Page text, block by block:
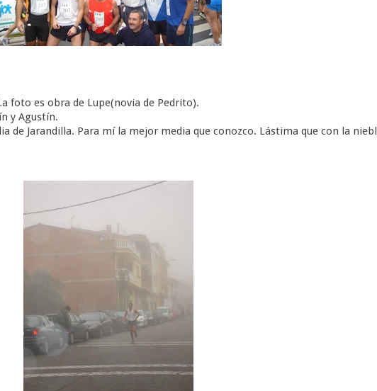
foto es obra de Lupe(novia de Pedrito).
y Agustín.
de Jarandilla. Para mí la mejor media que conozco. Lástima que con la